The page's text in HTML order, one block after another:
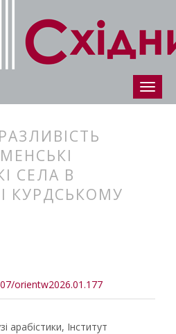
СЕЛА В
КУРДСЬКОМУ
orientw2026.01.177
арабістики, Інститут